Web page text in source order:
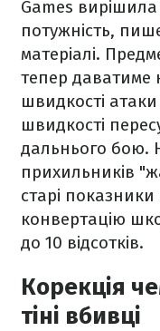
Games
потужність,
матеріалі.
тепер даватиме
швидкості
швидкості
дальнього бою.
прихильників
старі
конвертацію
до 10 відсотків.
Корекція
тіні вбивці